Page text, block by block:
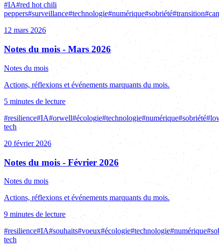
#IA#red hot chili
peppers#surveillance#technologie#numérique#sobriété#transition#
12 mars 2026
Notes du mois - Mars 2026
Notes du mois
Actions, réflexions et événements marquants du mois.
5 minutes de lecture
#resilience#IA#orwell#écologie#technologie#numérique#sobriété#
tech
20 février 2026
Notes du mois - Février 2026
Notes du mois
Actions, réflexions et événements marquants du mois.
9 minutes de lecture
#resilience#IA#souhaits#voeux#écologie#technologie#numérique#
tech